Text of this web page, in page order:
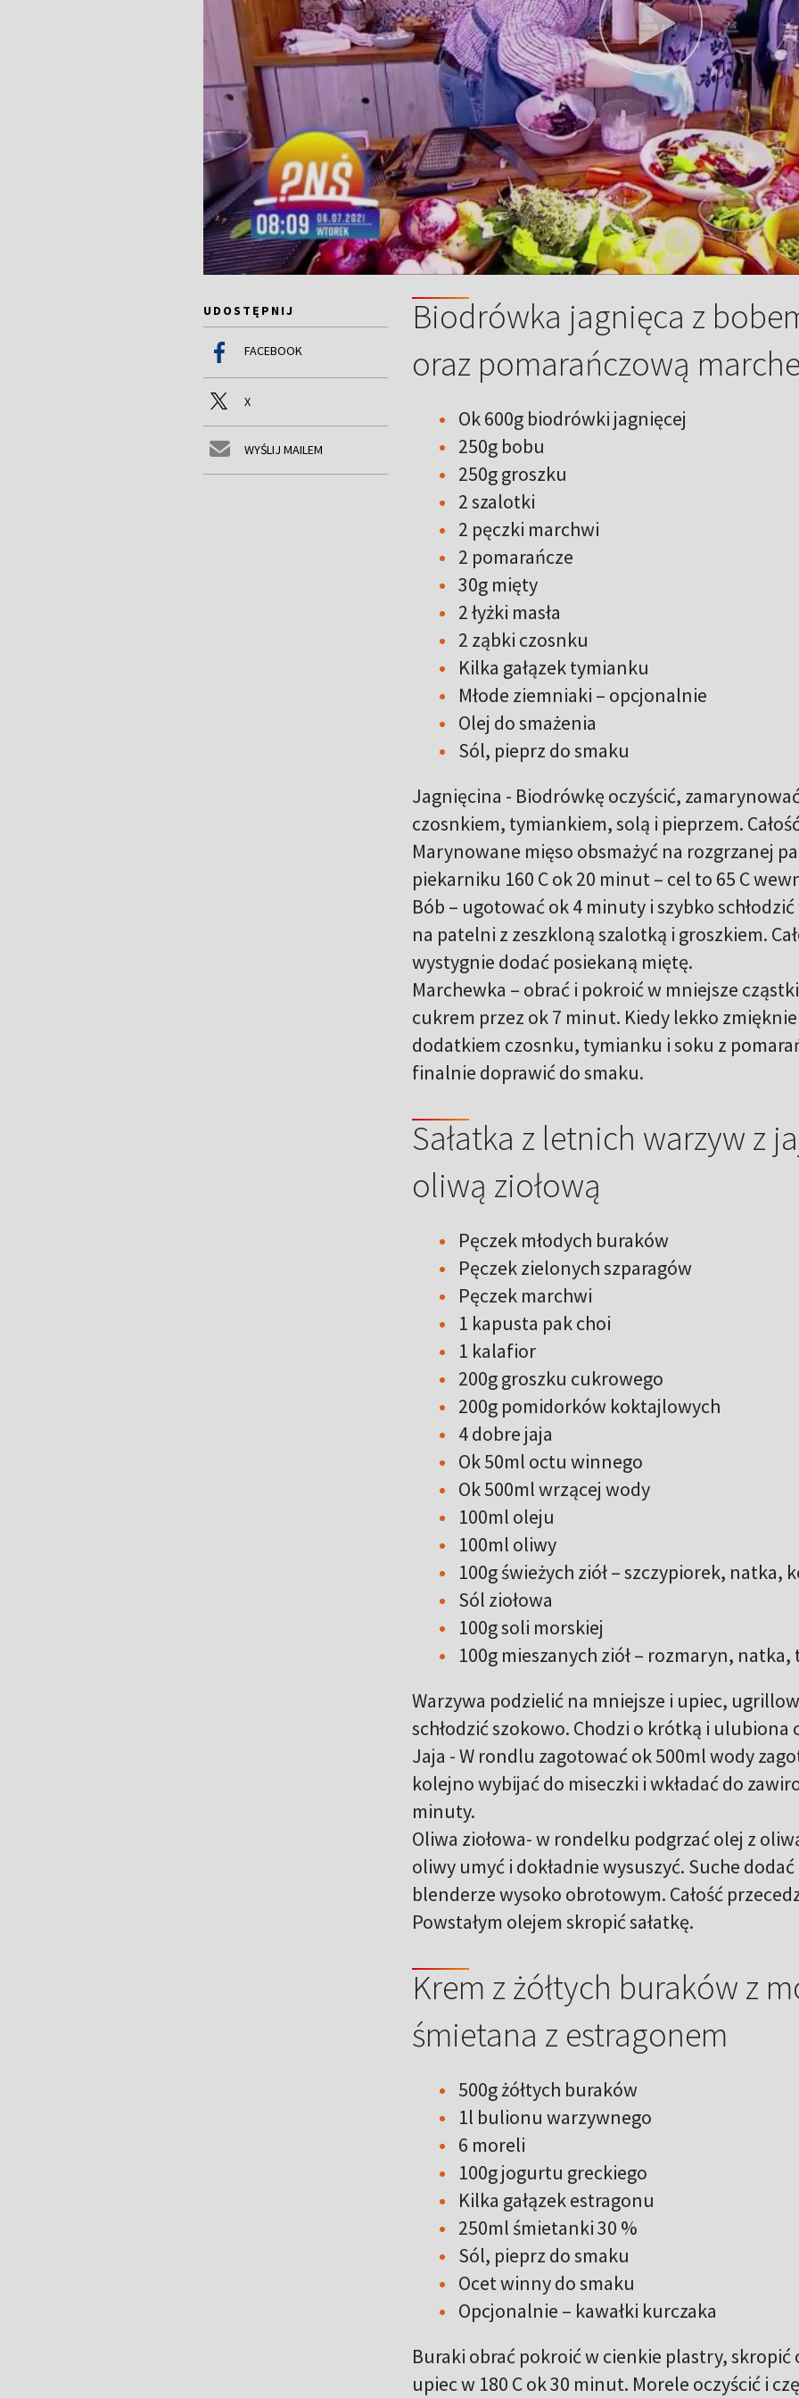
UDOSTĘPNIJ
FACEBOOK
X
WYŚLIJ MAILEM
Biodrówka jagnięca z
oraz pomarańczową
Ok 600g biodrówki jagnięcej
250g bobu
250g groszku
2 szalotki
2 pęczki marchwi
2 pomarańcze
30g mięty
2 łyżki masła
2 ząbki czosnku
Kilka gałązek tymianku
Młode ziemniaki – opcjonalnie
Olej do smażenia
Sól, pieprz do smaku
Jagnięcina - Biodrówkę oczyścić,
czosnkiem, tymiankiem, solą i pieprzem.
Marynowane mięso obsmażyć na rozgrzanej
piekarniku 160 C ok 20 minut – cel to 65 C
Bób – ugotować ok 4 minuty i szybko
na patelni z zeszkloną szalotką i groszkiem.
wystygnie dodać posiekaną miętę.
Marchewka – obrać i pokroić w mniejsze
cukrem przez ok 7 minut. Kiedy lekko
dodatkiem czosnku, tymianku i soku z
finalnie doprawić do smaku.
Sałatka z letnich warzyw z
oliwą ziołową
Pęczek młodych buraków
Pęczek zielonych szparagów
Pęczek marchwi
1 kapusta pak choi
1 kalafior
200g groszku cukrowego
200g pomidorków koktajlowych
4 dobre jaja
Ok 50ml octu winnego
Ok 500ml wrzącej wody
100ml oleju
100ml oliwy
100g świeżych ziół – szczypiorek, natka,
Sól ziołowa
100g soli morskiej
100g mieszanych ziół – rozmaryn,
Warzywa podzielić na mniejsze i upiec,
schłodzić szokowo. Chodzi o krótką i
Jaja - W rondlu zagotować ok 500ml wody
kolejno wybijać do miseczki i wkładać do
minuty.
Oliwa ziołowa- w rondelku podgrzać olej z
oliwy umyć i dokładnie wysuszyć. Suche
blenderze wysoko obrotowym. Całość
Powstałym olejem skropić sałatkę.
Krem z żółtych buraków z
śmietana z estragonem
500g żółtych buraków
1l bulionu warzywnego
6 moreli
100g jogurtu greckiego
Kilka gałązek estragonu
250ml śmietanki 30 %
Sól, pieprz do smaku
Ocet winny do smaku
Opcjonalnie – kawałki kurczaka
Buraki obrać pokroić w cienkie plastry,
upiec w 180 C ok 30 minut. Morele oczyścić i